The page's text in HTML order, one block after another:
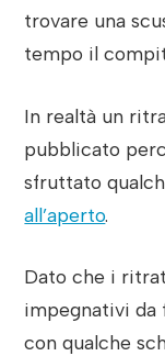
trovare una
tempo il
In realtà un
pubblicato
sfruttato
all’aperto.
Dato che i
impegnativi da
con qualche